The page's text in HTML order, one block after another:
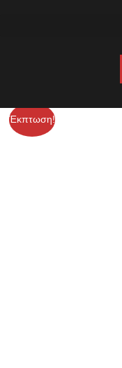
Έκπτωση!
KochChemie
ΦΙΑΛΗ